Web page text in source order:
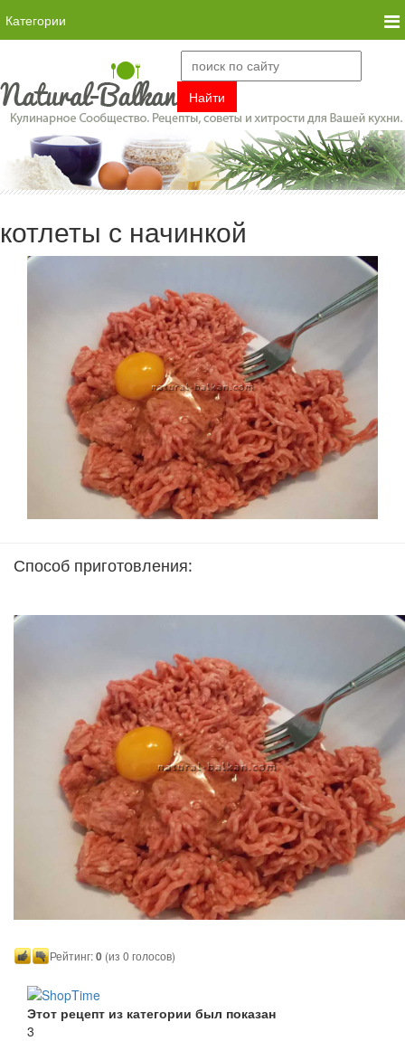
Категории
котлеты с начинкой
Способ приготовления:
Рейтинг:0 (из 0 голосов)
Этот рецепт из категории был показан
3